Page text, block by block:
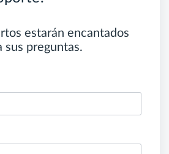
estarán encantados
sus preguntas.